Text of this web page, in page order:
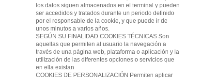
los datos siguen almacenados en el terminal y pueden
ser accedidos y tratados durante un periodo definido
por el responsable de la cookie, y que puede ir de
unos minutos a varios años.
SEGÚN SU FINALIDAD COOKIES TÉCNICAS Son
aquellas que permiten al usuario la navegación a
través de una página web, plataforma o aplicación y la
utilización de las diferentes opciones o servicios que
en ella existan
COOKIES DE PERSONALIZACIÓN Permiten aplicar